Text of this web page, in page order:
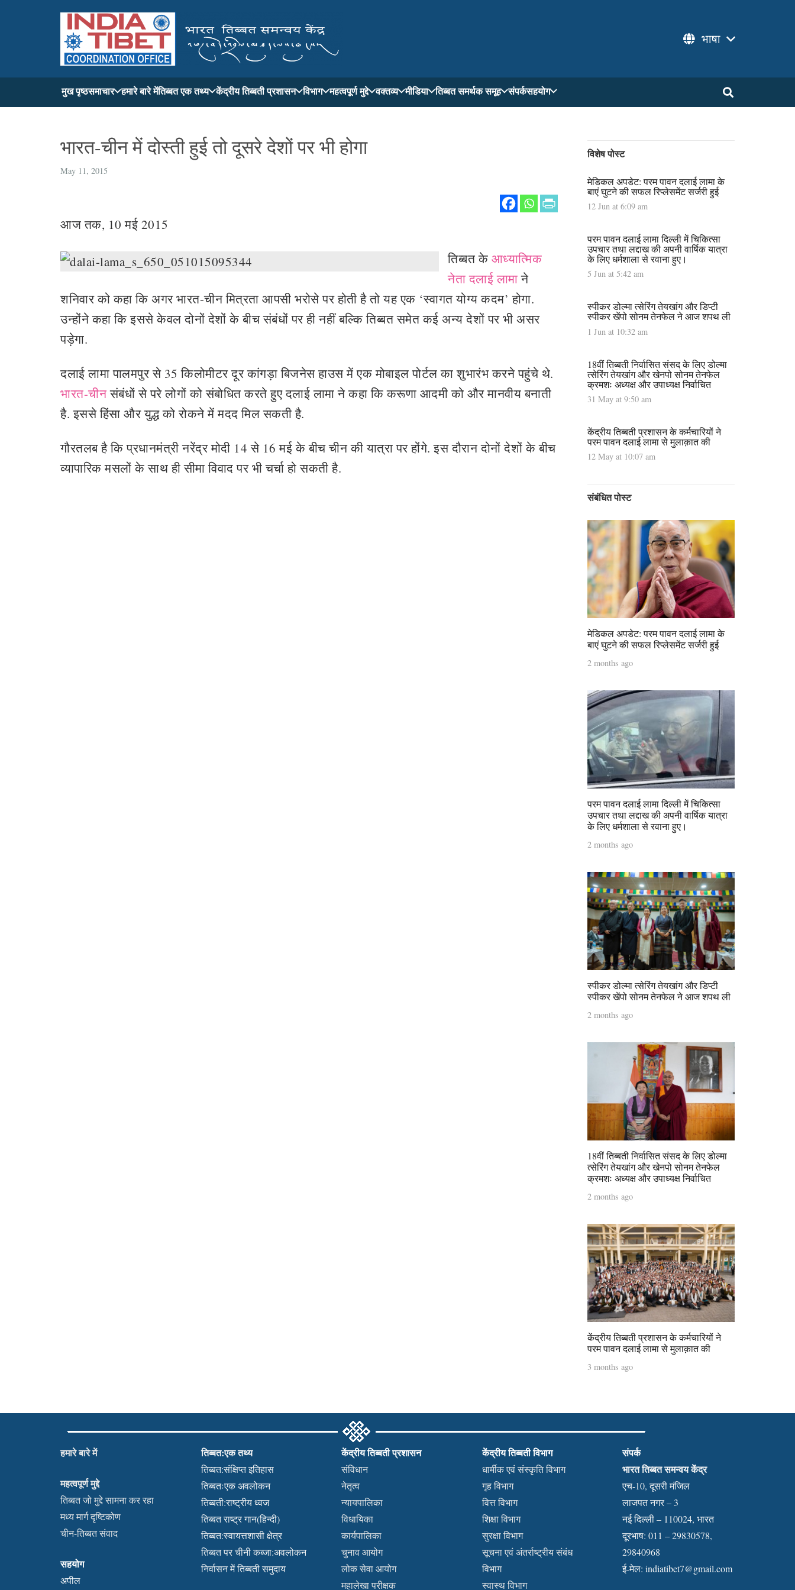
भाषा
मुख पृष्ठसमाचार हमारे बारे मेंतिब्बत एक तथ्य केंद्रीय तिब्बती प्रशासन विभाग महत्वपूर्ण मुद्दे वक्तव्य मीडिया तिब्बत समर्थक समूह संपर्कसहयोग
भारत-चीन में दोस्ती हुई तो दूसरे देशों पर भी होगा
May 11, 2015
आज तक, 10 मई 2015
तिब्बत के आध्यात्मिक
नेता दलाई लामाने
शनिवार को कहा कि अगर भारत-चीन मित्रता आपसी भरोसे पर होती है तो यह एक ‘स्वागत योग्य कदम’ होगा.
उन्होंने कहा कि इससे केवल दोनों देशों के बीच संबंधों पर ही नहीं बल्कि तिब्बत समेत कई अन्य देशों पर भी असर
पड़ेगा.
दलाई लामा पालमपुर से 35 किलोमीटर दूर कांगड़ा बिजनेस हाउस में एक मोबाइल पोर्टल का शुभारंभ करने पहुंचे थे.
भारत-चीनसंबंधों से परे लोगों को संबोधित करते हुए दलाई लामा ने कहा कि करूणा आदमी को और मानवीय बनाती
है. इससे हिंसा और युद्ध को रोकने में मदद मिल सकती है.
गौरतलब है कि प्रधानमंत्री नरेंद्र मोदी 14 से 16 मई के बीच चीन की यात्रा पर होंगे. इस दौरान दोनों देशों के बीच
व्यापारिक मसलों के साथ ही सीमा विवाद पर भी चर्चा हो सकती है.
विशेष पोस्ट
मेडिकल अपडेट: परम पावन दलाई लामा के
बाएं घुटने की सफल रिप्लेसमेंट सर्जरी हुई
12 Jun at 6:09 am
परम पावन दलाई लामा दिल्ली में चिकित्सा
उपचार तथा लद्दाख की अपनी वार्षिक यात्रा
के लिए धर्मशाला से रवाना हुए।
5 Jun at 5:42 am
स्पीकर डोल्मा त्सेरिंग तेयखांग और डिप्टी
स्पीकर खेंपो सोनम तेनफेल ने आज शपथ ली
1 Jun at 10:32 am
18वीं तिब्बती निर्वासित संसद के लिए डोल्मा
त्सेरिंग तेयखांग और खेनपो सोनम तेनफेल
क्रमशः अध्यक्ष और उपाध्यक्ष निर्वाचित
31 May at 9:50 am
केंद्रीय तिब्बती प्रशासन के कर्मचारियों ने
परम पावन दलाई लामा से मुलाक़ात की
12 May at 10:07 am
संबंधित पोस्ट
मेडिकल अपडेट: परम पावन दलाई लामा के
बाएं घुटने की सफल रिप्लेसमेंट सर्जरी हुई
2 months ago
परम पावन दलाई लामा दिल्ली में चिकित्सा
उपचार तथा लद्दाख की अपनी वार्षिक यात्रा
के लिए धर्मशाला से रवाना हुए।
2 months ago
स्पीकर डोल्मा त्सेरिंग तेयखांग और डिप्टी
स्पीकर खेंपो सोनम तेनफेल ने आज शपथ ली
2 months ago
18वीं तिब्बती निर्वासित संसद के लिए डोल्मा
त्सेरिंग तेयखांग और खेनपो सोनम तेनफेल
क्रमशः अध्यक्ष और उपाध्यक्ष निर्वाचित
2 months ago
केंद्रीय तिब्बती प्रशासन के कर्मचारियों ने
परम पावन दलाई लामा से मुलाक़ात की
3 months ago
हमारे बारे में
महत्वपूर्ण मुद्दे
तिब्बत जो मुद्दे सामना कर रहा
मध्य मार्ग दृष्टिकोण
चीन-तिब्बत संवाद
सहयोग
अपील
तिब्बत:एक तथ्य
तिब्बत:संक्षिप्त इतिहास
तिब्बतःएक अवलोकन
तिब्बती:राष्ट्रीय ध्वज
तिब्बत राष्ट्र गान(हिन्दी)
तिब्बत:स्वायत्तशासी क्षेत्र
तिब्बत पर चीनी कब्जा:अवलोकन
निर्वासन में तिब्बती समुदाय
केंद्रीय तिब्बती प्रशासन
संविधान
नेतृत्व
न्यायपालिका
विधायिका
कार्यपालिका
चुनाव आयोग
लोक सेवा आयोग
महालेखा परीक्षक
केंद्रीय तिब्बती विभाग
धार्मीक एवं संस्कृति विभाग
गृह विभाग
वित्त विभाग
शिक्षा विभाग
सुरक्षा विभाग
सूचना एवं अंतर्राष्ट्रीय संबंध
विभाग
स्वास्थ विभाग
संपर्क
भारत तिब्बत समन्वय केंद्र
एच-10, दूसरी मंजिल
लाजपत नगर – 3
नई दिल्ली – 110024, भारत
दूरभाष: 011 – 29830578,
29840968
ई-मेल:indiatibet7@gmail.com